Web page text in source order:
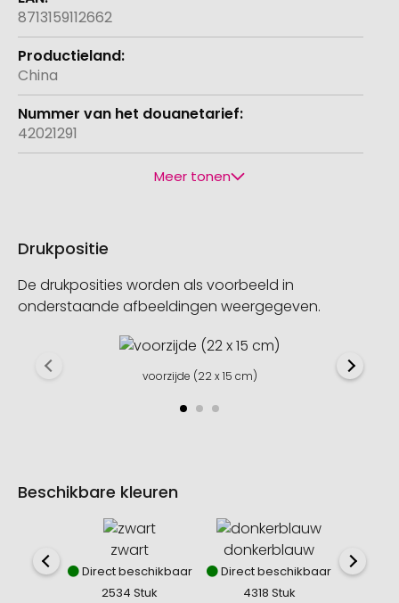
8713159112662
China
42021291
Meer tonen
Drukpositie
De drukposities worden als voorbeeld in
onderstaande afbeeldingen weergegeven.
voorzijde (22 x 15 cm)
Beschikbare kleuren
zwart
Direct beschikbaar
2534 Stuk
donkerblauw
Direct beschikbaar
4318 Stuk